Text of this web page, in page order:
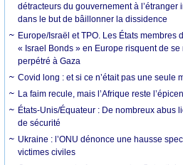
détracteurs du gouvernement à
dans le but de bâillonner la dissidence
Europe/Israël et TPO. Les États membres
« Israel Bonds » en Europe risquent de
perpétré à Gaza
Covid long : et si ce n’était pas une seule
La faim recule, mais l’Afrique reste
États-Unis/Équateur : De nombreux abus
de sécurité
Ukraine : l’ONU dénonce une hausse
victimes civiles